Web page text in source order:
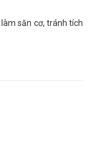
săn cơ, tránh tích